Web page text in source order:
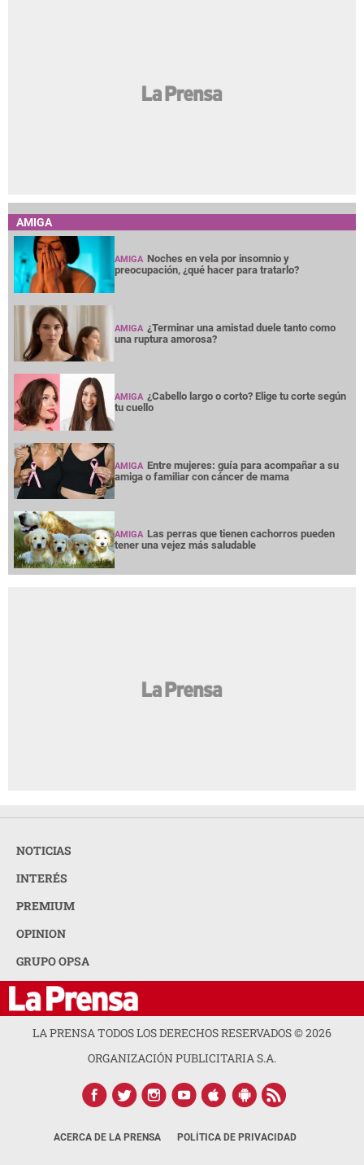
AMIGA
AMIGA Noches en vela por insomnio y
preocupación, ¿qué hacer para tratarlo?
AMIGA ¿Terminar una amistad duele tanto como
una ruptura amorosa?
AMIGA ¿Cabello largo o corto? Elige tu corte según
tu cuello
AMIGA Entre mujeres: guía para acompañar a su
amiga o familiar con cáncer de mama
AMIGA Las perras que tienen cachorros pueden
tener una vejez más saludable
NOTICIAS
INTERÉS
PREMIUM
OPINION
GRUPO OPSA
LA PRENSA TODOS LOS DERECHOS RESERVADOS ©2026
ORGANIZACIÓN PUBLICITARIA S.A.
ACERCA DE LA PRENSA POLÍTICA DE PRIVACIDAD